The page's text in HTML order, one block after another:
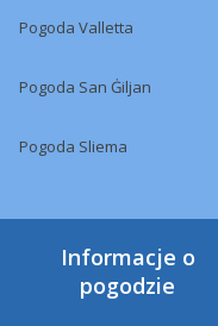
Pogoda Valletta
Pogoda San Ġiljan
Pogoda Sliema
Informacje o
pogodzie